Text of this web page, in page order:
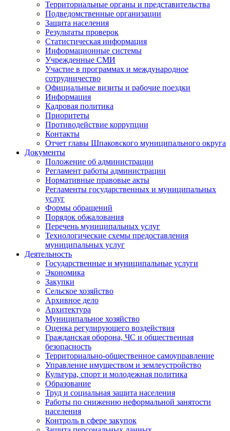
Территориальные органы и представительства
Подведомственные организации
Защита населения
Результаты проверок
Статистическая информация
Информационные системы
Учрежденные СМИ
Участие в программах и международное
сотрудничество
Официальные визиты и рабочие поездки
Информация
Кадровая политика
Приоритеты
Противодействие коррупции
Контакты
Отчет главы Шпаковского муниципального округа
Документы
Положение об администрации
Регламент работы администрации
Нормативные правовые акты
Регламенты государственных и муниципальных
услуг
Формы обращений
Порядок обжалования
Перечень муниципальных услуг
Технологические схемы предоставления
муниципальных услуг
Деятельность
Государственные и муниципальные услуги
Экономика
Закупки
Сельское хозяйство
Архивное дело
Архитектура
Муниципальное хозяйство
Оценка регулирующего воздействия
Гражданская оборона, ЧС и общественная
безопасность
Территориально-общественное самоуправление
Управление имуществом и землеустройство
Культура, спорт и молодежная политика
Образование
Труд и социальная защита населения
Работы по снижению неформальной занятости
населения
Контроль в сфере закупок